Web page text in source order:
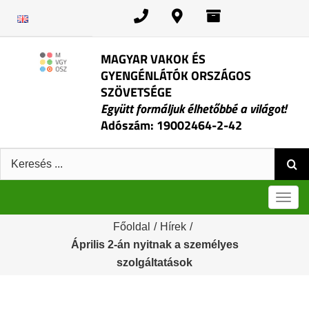
MAGYAR VAKOK ÉS
GYENGÉNLÁTÓK ORSZÁGOS
SZÖVETSÉGE
Együtt formáljuk élhetőbbé a világot!
Adószám: 19002464-2-42
Keresés:
Főoldal / Hírek /
Április 2-án nyitnak a személyes
szolgáltatások